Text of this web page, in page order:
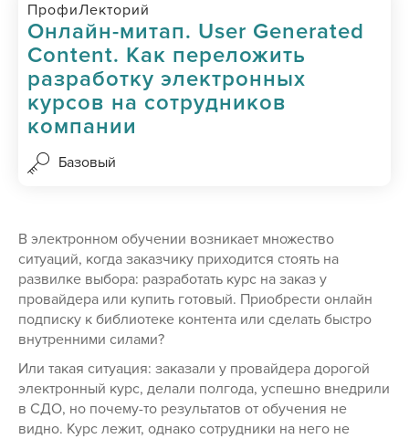
ПрофиЛекторий
Онлайн-митап. User Generated
Content. Как переложить
разработку электронных
курсов на сотрудников
компании
Базовый
В электронном обучении возникает множество
ситуаций, когда заказчику приходится стоять на
развилке выбора: разработать курс на заказ у
провайдера или купить готовый. Приобрести онлайн
подписку к библиотеке контента или сделать быстро
внутренними силами?
Или такая ситуация: заказали у провайдера дорогой
электронный курс, делали полгода, успешно внедрили
в СДО, но почему-то результатов от обучения не
видно. Курс лежит, однако сотрудники на него не